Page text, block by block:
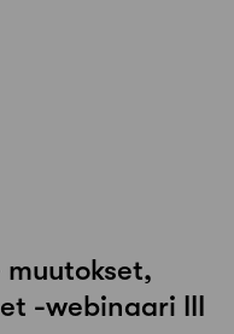
-webinaari III